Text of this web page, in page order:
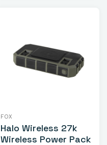
FOX
Halo Wireless 27k
Wireless Power Pack